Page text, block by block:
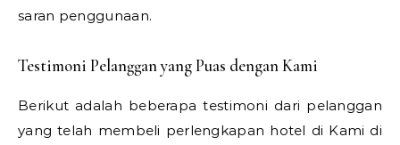
saran penggunaan.
Testimoni Pelanggan yang Puas dengan Kami
Berikut adalah beberapa testimoni dari pelanggan
yang telah membeli perlengkapan hotel di Kami di